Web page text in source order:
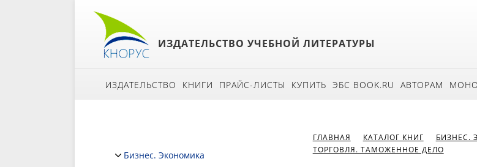
ИЗДАТЕЛЬСТВО УЧЕБНОЙ ЛИТЕРАТУРЫ
ИЗДАТЕЛЬСТВО КНИГИ ПРАЙС-ЛИСТЫ КУПИТЬ ЭБС BOOK.RU АВТОРАМ
Бизнес. Экономика
ГЛАВНАЯ КАТАЛОГ КНИГ БИЗНЕС.
ТОРГОВЛЯ. ТАМОЖЕННОЕ ДЕЛО